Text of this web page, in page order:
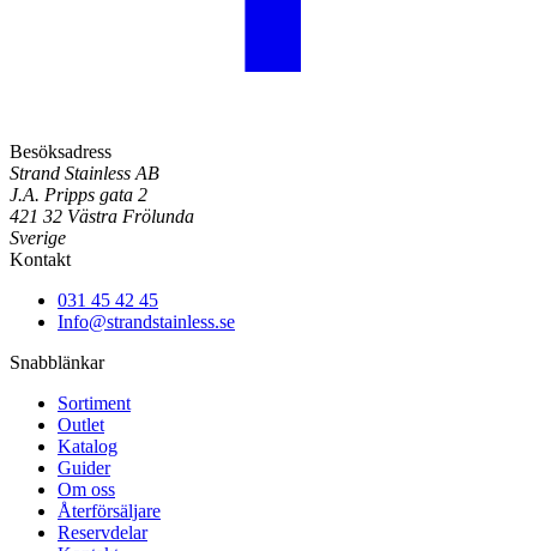
Besöksadress
Strand Stainless AB
J.A. Pripps gata 2
421 32 Västra Frölunda
Sverige
Kontakt
031 45 42 45
Info@strandstainless.se
Snabblänkar
Sortiment
Outlet
Katalog
Guider
Om oss
Återförsäljare
Reservdelar